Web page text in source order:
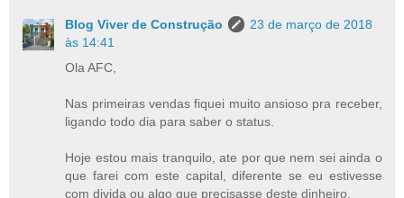
Blog Viver de Construção
23 de março de 2018
às 14:41
Ola AFC,
Nas primeiras vendas fiquei muito ansioso pra receber,
ligando todo dia para saber o status.
Hoje estou mais tranquilo, ate por que nem sei ainda o
que farei com este capital, diferente se eu estivesse
com divida ou algo que precisasse deste dinheiro.